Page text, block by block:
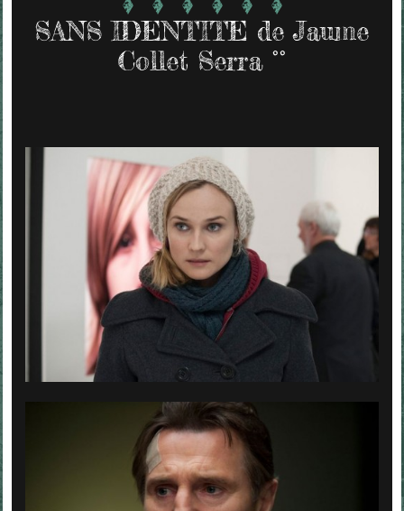
SANS IDENTITE de Jaume
Collet Serra °°